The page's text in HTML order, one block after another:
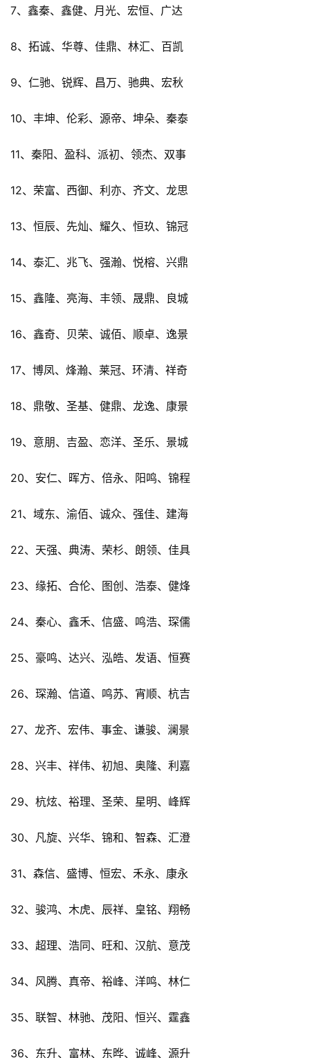
7、鑫秦、鑫健、月光、宏恒、广达
8、拓诚、华尊、佳鼎、林汇、百凯
9、仁驰、锐辉、昌万、驰典、宏秋
10、丰坤、伦彩、源帝、坤朵、秦泰
11、秦阳、盈科、派初、领杰、双事
12、荣富、西御、利亦、齐文、龙思
13、恒辰、先灿、耀久、恒玖、锦冠
14、泰汇、兆飞、强瀚、悦榕、兴鼎
15、鑫隆、亮海、丰领、晟鼎、良城
16、鑫奇、贝荣、诚佰、顺卓、逸景
17、博凤、烽瀚、莱冠、环清、祥奇
18、鼎敬、圣基、健鼎、龙逸、康景
19、意朋、吉盈、恋洋、圣乐、景城
20、安仁、晖方、倍永、阳鸣、锦程
21、域东、渝佰、诚众、强佳、建海
22、天强、典涛、荣杉、朗领、佳具
23、缘拓、合伦、图创、浩泰、健烽
24、秦心、鑫禾、信盛、鸣浩、琛儒
25、豪鸣、达兴、泓皓、发语、恒赛
26、琛瀚、信道、鸣苏、宵顺、杭吉
27、龙齐、宏伟、事金、谦骏、澜景
28、兴丰、祥伟、初旭、奥隆、利嘉
29、杭炫、裕理、圣荣、星明、峰辉
30、凡旋、兴华、锦和、智森、汇澄
31、森信、盛博、恒宏、禾永、康永
32、骏鸿、木虎、辰祥、皇铭、翔畅
33、超理、浩同、旺和、汉航、意茂
34、风腾、真帝、裕峰、洋鸣、林仁
35、联智、林驰、茂阳、恒兴、霆鑫
36、东升、富林、东晔、诚峰、源升